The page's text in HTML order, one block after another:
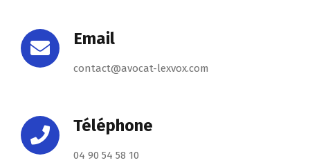
Email
contact@avocat-lexvox.com
Téléphone
04 90 54 58 10